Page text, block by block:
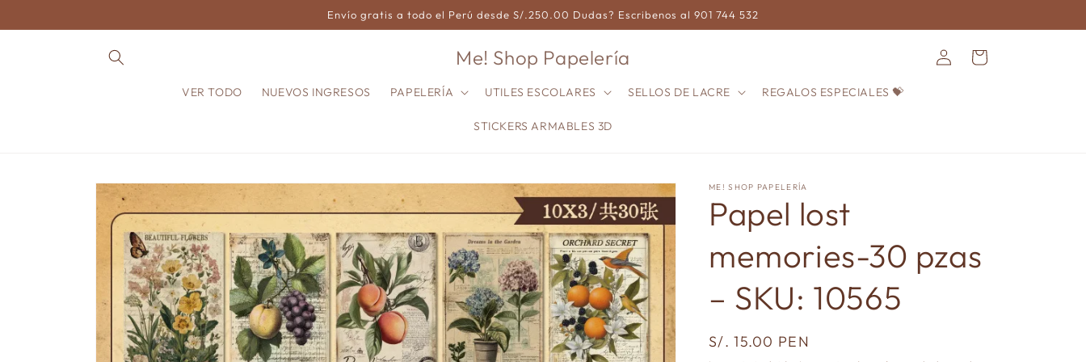
al contenido
Envío gratis a todo el Perú desde S/.250.00 Dudas? Escribenos al 901 744 532
Me! Shop Papelería
VER TODO NUEVOS INGRESOS PAPELERÍA UTILES ESCOLARES SELLOS DE LACRE REGALOS ESPECIALES 💝
STICKERS ARMABLES 3D
Iniciar
sesión
Carrito
directamente
a la
información
del producto
ME! SHOP PAPELERÍA
Papel lost
memories-30 pzas
– SKU: 10565
Precio
S/. 15.00 PEN